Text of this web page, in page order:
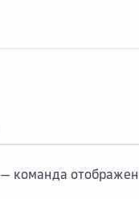
— команда